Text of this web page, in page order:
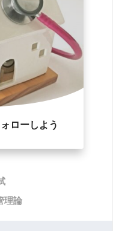
ローしよう
理論